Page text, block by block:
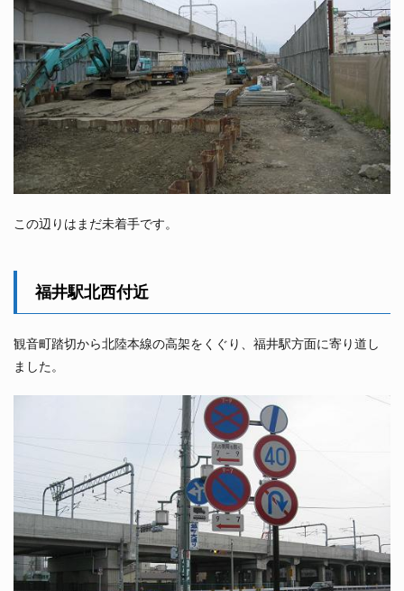
この辺りはまだ未着手です。
福井駅北西付近
観音町踏切から北陸本線の高架をくぐり、福井駅方面に寄り道し
ました。